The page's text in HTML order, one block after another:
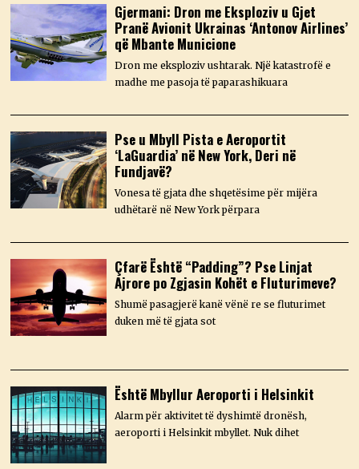
Gjermani: Dron me Eksploziv u Gjet
Pranë Avionit Ukrainas ‘Antonov Airlines’
që Mbante Municione
Dron me eksploziv ushtarak. Një katastrofë e
madhe me pasoja të paparashikuara
Pse u Mbyll Pista e Aeroportit
‘LaGuardia’ në New York, Deri në
Fundjavë?
Vonesa të gjata dhe shqetësime për mijëra
udhëtarë në New York përpara
Çfarë Është “Padding”? Pse Linjat
Ajrore po Zgjasin Kohët e Fluturimeve?
Shumë pasagjerë kanë vënë re se fluturimet
duken më të gjata sot
Është Mbyllur Aeroporti i Helsinkit
Alarm për aktivitet të dyshimtë dronësh,
aeroporti i Helsinkit mbyllet. Nuk dihet